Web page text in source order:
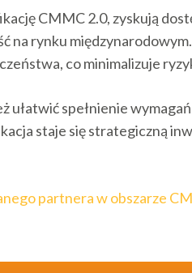
CMMC 2.0, zyskują
na rynku
co minimalizuje
ułatwić spełnienie
staje się strategiczną
partnera w obszarze